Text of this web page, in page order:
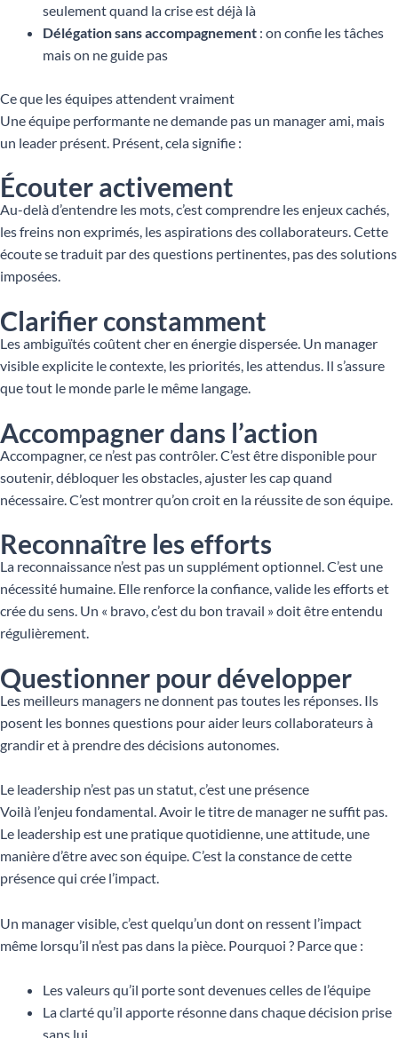
seulement quand la crise est déjà là
Délégation sans accompagnement : on confie les tâches
mais on ne guide pas
Ce que les équipes attendent vraiment
Une équipe performante ne demande pas un manager ami, mais
un leader présent. Présent, cela signifie :
Écouter activement
Au-delà d’entendre les mots, c’est comprendre les enjeux cachés,
les freins non exprimés, les aspirations des collaborateurs. Cette
écoute se traduit par des questions pertinentes, pas des solutions
imposées.
Clarifier constamment
Les ambiguïtés coûtent cher en énergie dispersée. Un manager
visible explicite le contexte, les priorités, les attendus. Il s’assure
que tout le monde parle le même langage.
Accompagner dans l’action
Accompagner, ce n’est pas contrôler. C’est être disponible pour
soutenir, débloquer les obstacles, ajuster les cap quand
nécessaire. C’est montrer qu’on croit en la réussite de son équipe.
Reconnaître les efforts
La reconnaissance n’est pas un supplément optionnel. C’est une
nécessité humaine. Elle renforce la confiance, valide les efforts et
crée du sens. Un « bravo, c’est du bon travail » doit être entendu
régulièrement.
Questionner pour développer
Les meilleurs managers ne donnent pas toutes les réponses. Ils
posent les bonnes questions pour aider leurs collaborateurs à
grandir et à prendre des décisions autonomes.
Le leadership n’est pas un statut, c’est une présence
Voilà l’enjeu fondamental. Avoir le titre de manager ne suffit pas.
Le leadership est une pratique quotidienne, une attitude, une
manière d’être avec son équipe. C’est la constance de cette
présence qui crée l’impact.
Un manager visible, c’est quelqu’un dont on ressent l’impact
même lorsqu’il n’est pas dans la pièce. Pourquoi ? Parce que :
Les valeurs qu’il porte sont devenues celles de l’équipe
La clarté qu’il apporte résonne dans chaque décision prise
sans lui